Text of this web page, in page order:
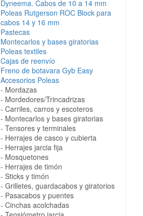
Dyneema. Cabos de 10 a 14 mm
Poleas Rutgerson ROC Block para
cabos 14 y 16 mm
Pastecas
Montecarlos y bases giratorias
Poleas textiles
Cajas de reenvío
Freno de botavara Gyb Easy
Accesorios Poleas
Mordazas
Mordedores/Trincadrizas
Carriles, carros y escoteros
Montecarlos y bases giratorias
Tensores y terminales
Herrajes de casco y cubierta
Herrajes jarcia fija
Mosquetones
Herrajes de timón
Sticks y timón
Grilletes, guardacabos y giratorios
Pasacabos y puentes
Cinchas acolchadas